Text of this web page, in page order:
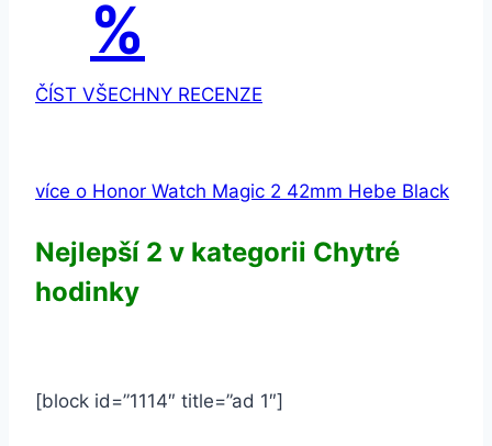
%
ČÍST VŠECHNY RECENZE
více o Honor Watch Magic 2 42mm Hebe Black
Nejlepší 2 v kategorii Chytré
hodinky
[block id=”1114″ title=”ad 1″]